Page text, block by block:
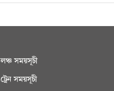
লঞ্চ সময়সূচী
ট্রেন সময়সূচী